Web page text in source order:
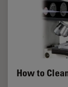
How to